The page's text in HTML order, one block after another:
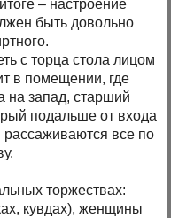
– настроение
быть довольно
с торца стола лицом
в помещении, где
на запад, старший
подальше от входа
все по
торжествах:
кувдах), женщины